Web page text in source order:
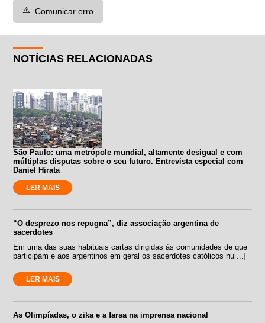
⚠️ Comunicar erro
NOTÍCIAS RELACIONADAS
São Paulo: uma metrópole mundial, altamente desigual e com
múltiplas disputas sobre o seu futuro. Entrevista especial com
Daniel Hirata
LER MAIS
“O desprezo nos repugna”, diz associação argentina de
sacerdotes
Em uma das suas habituais cartas dirigidas às comunidades de que
participam e aos argentinos em geral os sacerdotes católicos nu[...]
LER MAIS
As Olimpíadas, o zika e a farsa na imprensa nacional